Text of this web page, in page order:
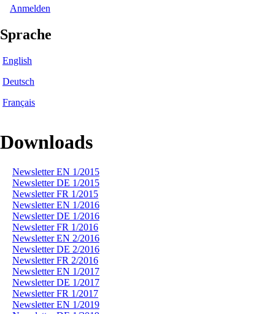
Anmelden
Sprache
English
Deutsch
Français
Downloads
Newsletter EN 1/2015
Newsletter DE 1/2015
Newsletter FR 1/2015
Newsletter EN 1/2016
Newsletter DE 1/2016
Newsletter FR 1/2016
Newsletter EN 2/2016
Newsletter DE 2/2016
Newsletter FR 2/2016
Newsletter EN 1/2017
Newsletter DE 1/2017
Newsletter FR 1/2017
Newsletter EN 1/2019